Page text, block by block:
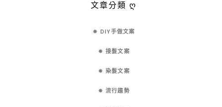
文章分類 ღ
✵ DIY手做文案
✵ 接髮文案
✵ 染髮文案
✵ 流行趨勢